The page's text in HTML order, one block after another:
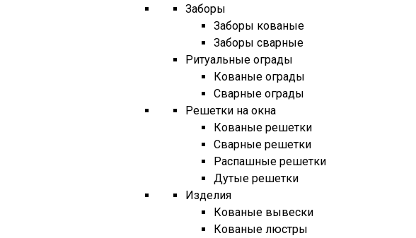
Заборы
Заборы кованые
Заборы сварные
Ритуальные ограды
Кованые ограды
Сварные ограды
Решетки на окна
Кованые решетки
Сварные решетки
Распашные решетки
Дутые решетки
Изделия
Кованые вывески
Кованые люстры